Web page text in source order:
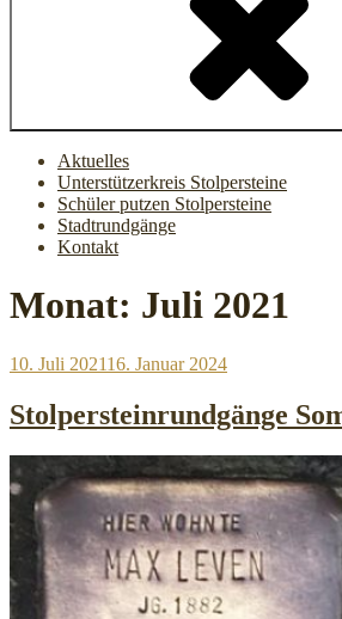
Aktuelles
Unterstützerkreis Stolpersteine
Schüler putzen Stolpersteine
Stadtrundgänge
Kontakt
Monat: Juli 2021
Veröffentlicht
10. Juli 202116. Januar 2024
Stolpersteinrundgänge